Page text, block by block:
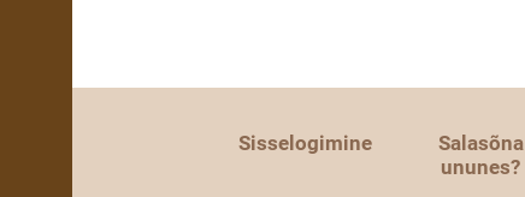
Sisselogimine
Salasõna
ununes?